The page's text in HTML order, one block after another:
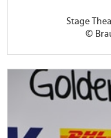
Stage
©